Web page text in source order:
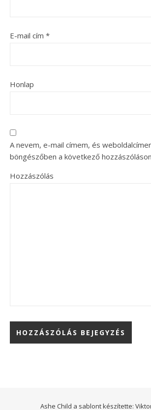
E-mail cím *
Honlap
A nevem, e-mail címem, és
böngészőben a következő
Hozzászólás
Ashe Child a sablont készítette: